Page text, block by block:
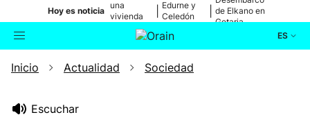
Hoy es noticia
una
vivienda
de Bilbao
Edurne y
Celedón
de Elkano en
Getaria
ES
Buscador Actualidad
Inicio Actualidad Sociedad
Escuchar